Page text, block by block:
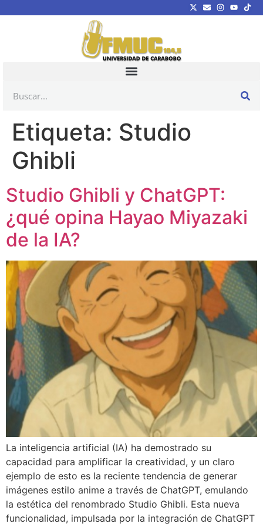
Etiqueta: Studio
Ghibli
Studio Ghibli y ChatGPT:
¿qué opina Hayao Miyazaki
de la IA?
La inteligencia artificial (IA) ha demostrado su
capacidad para amplificar la creatividad, y un claro
ejemplo de esto es la reciente tendencia de generar
imágenes estilo anime a través de ChatGPT, emulando
la estética del renombrado Studio Ghibli. Esta nueva
funcionalidad, impulsada por la integración de ChatGPT